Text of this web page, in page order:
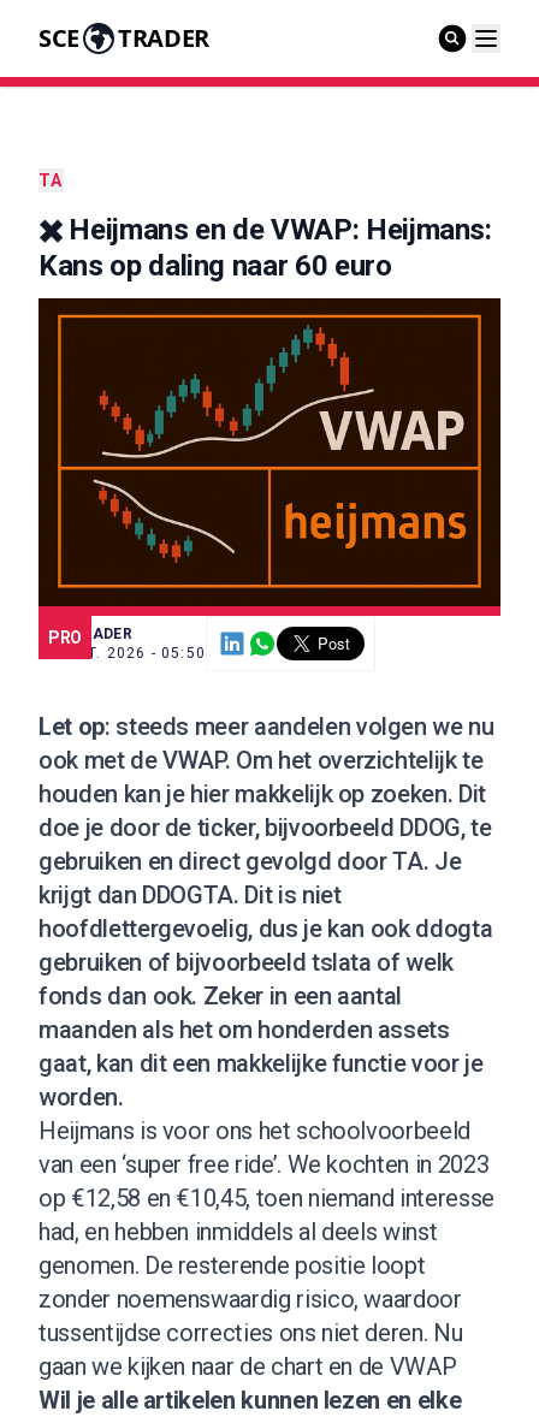
SCE TRADER
TA
✖️ Heijmans en de VWAP: Heijmans:
Kans op daling naar 60 euro
PRO
SCE TRADER
30 MRT. 2026 - 05:50
Let op: steeds meer aandelen volgen we nu
ook met de VWAP. Om het overzichtelijk te
houden kan je hier makkelijk op zoeken. Dit
doe je door de ticker, bijvoorbeeld DDOG, te
gebruiken en direct gevolgd door TA. Je
krijgt dan DDOGTA. Dit is niet
hoofdlettergevoelig, dus je kan ook ddogta
gebruiken of bijvoorbeeld tslata of welk
fonds dan ook. Zeker in een aantal
maanden als het om honderden assets
gaat, kan dit een makkelijke functie voor je
worden.
Heijmans is voor ons het schoolvoorbeeld
van een ‘super free ride’. We kochten in 2023
op €12,58 en €10,45, toen niemand interesse
had, en hebben inmiddels al deels winst
genomen. De resterende positie loopt
zonder noemenswaardig risico, waardoor
tussentijdse correcties ons niet deren. Nu
gaan we kijken naar de chart en de VWAP
Wil je alle artikelen kunnen lezen en elke